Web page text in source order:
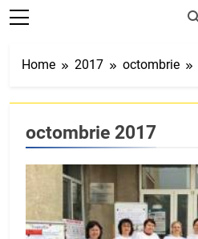
Home 2017 octombrie
octombrie 2017